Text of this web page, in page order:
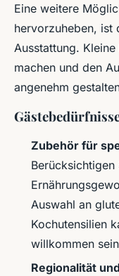
Eine weitere
hervorzuheben, ist
Ausstattung.
machen und den
angenehm
Zubehör für
Auswahl an
Kochutensilien
willkommen
Regionalität